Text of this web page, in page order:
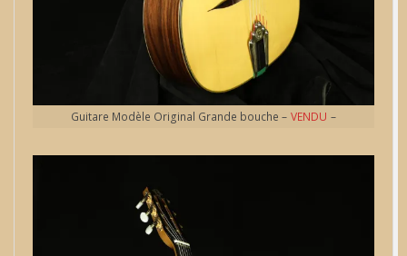
Guitare Modèle Original Grande bouche – VENDU –